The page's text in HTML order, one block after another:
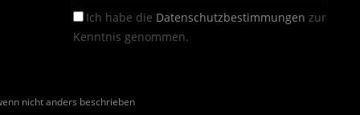
Ich habe die Datenschutzbestimmungen zur
Kenntnis genommen.
nicht anders beschrieben